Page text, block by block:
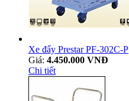
Xe đẩy Prestar PF-302C-P
Giá: 4.450.000 VNĐ
Chi tiết